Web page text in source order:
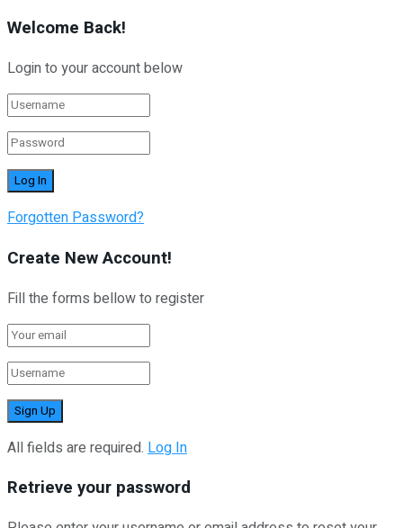
Welcome Back!
Login to your account below
Forgotten Password?
Create New Account!
Fill the forms bellow to register
All fields are required. Log In
Retrieve your password